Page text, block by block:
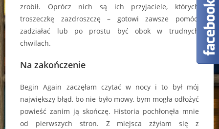
zrobił. Oprócz nich są ich przyjaciele, których
troszeczkę zazdroszczę – gotowi zawsze pomóc,
zadziałać lub po prostu być obok w trudnych
chwilach.
Na zakończenie
Begin Again zaczęłam czytać w nocy i to był mój
największy błąd, bo nie było mowy, bym mogła odłożyć
powieść zanim ją skończę. Historia pochłonęła mnie
od pierwszych stron. Z miejsca zżyłam się z